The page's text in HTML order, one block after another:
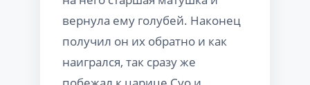
вернула ему голубей. Наконец
получил он их обратно и как
наигрался, так сразу же